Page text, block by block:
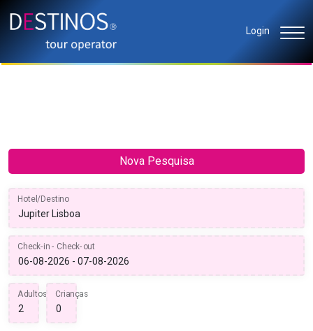
Login
Nova Pesquisa
Hotel/Destino
Check-in - Check-out
Adultos Crianças